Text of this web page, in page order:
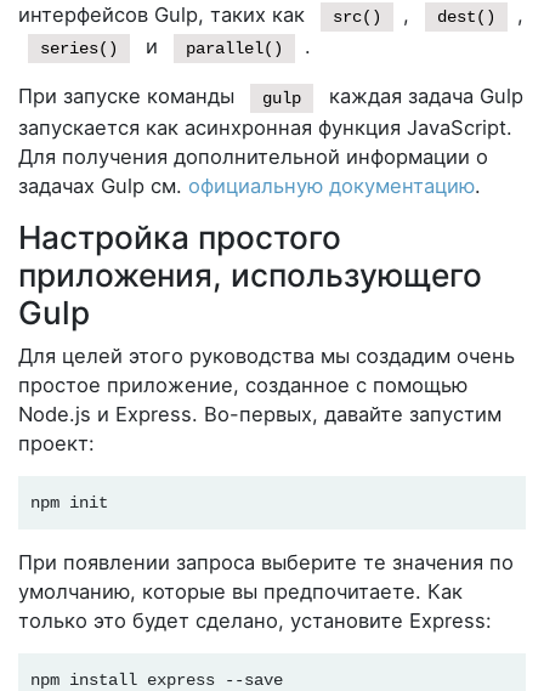
интерфейсов Gulp, таких как
src() , dest() ,
series() и parallel() .
При запуске команды gulp
каждая задача Gulp
запускается как асинхронная функция JavaScript.
Для получения дополнительной информации о
задачах Gulp см. официальную документацию.
Настройка простого
приложения, использующего
Gulp
Для целей этого руководства мы создадим очень
простое приложение, созданное с помощью
Node.js и Express. Во-первых, давайте запустим
проект:
npm init
При появлении запроса выберите те значения по
умолчанию, которые вы предпочитаете. Как
только это будет сделано, установите Express:
npm install express --save